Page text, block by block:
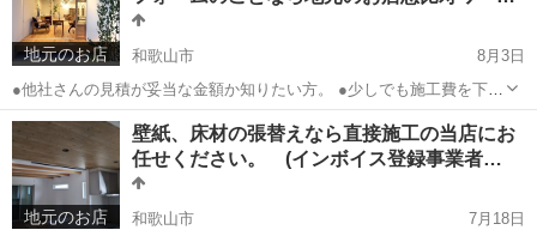
地元のお店 和歌山市
8月3日
●他社さんの見積が妥当な金額か知りたい方。 ●少しでも施工費を下げ
たい方。 そんな時は直接施工の恵比寿ワークスにお任せください。 内
装工事はもちろん、外構工事、大工工事など一度ご相談ください。 お
見積り無...
和歌山 和歌山市 リフォーム .com
地元のお店
壁紙、床材の張替えなら直接施工の当店にお
任せください。 (インボイス登録事業者…
和歌山市
7月18日